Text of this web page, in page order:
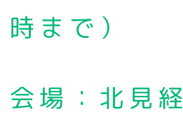
時まで）
会場：北見経